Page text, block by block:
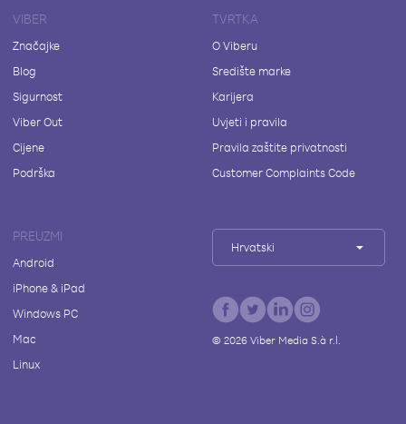
VIBER
Značajke
Blog
Sigurnost
Viber Out
Cijene
Podrška
TVRTKA
O Viberu
Središte marke
Karijera
Uvjeti i pravila
Pravila zaštite privatnosti
Customer Complaints Code
PREUZMI
Android
iPhone & iPad
Windows PC
Mac
Linux
Hrvatski
© 2026Viber Media S.à r.l.